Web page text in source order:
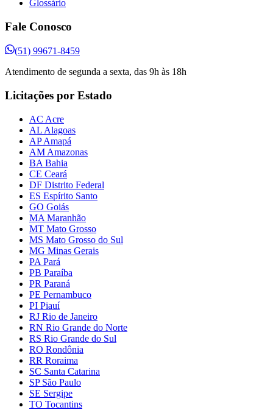
Glossário
Fale Conosco
(51) 99671-8459
Atendimento de segunda a sexta, das 9h às 18h
Licitações por Estado
AC Acre
AL Alagoas
AP Amapá
AM Amazonas
BA Bahia
CE Ceará
DF Distrito Federal
ES Espírito Santo
GO Goiás
MA Maranhão
MT Mato Grosso
MS Mato Grosso do Sul
MG Minas Gerais
PA Pará
PB Paraíba
PR Paraná
PE Pernambuco
PI Piauí
RJ Rio de Janeiro
RN Rio Grande do Norte
RS Rio Grande do Sul
RO Rondônia
RR Roraima
SC Santa Catarina
SP São Paulo
SE Sergipe
TO Tocantins